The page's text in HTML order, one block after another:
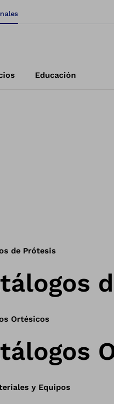
Educación
de Prótesis
Ortésicos
y Equipos